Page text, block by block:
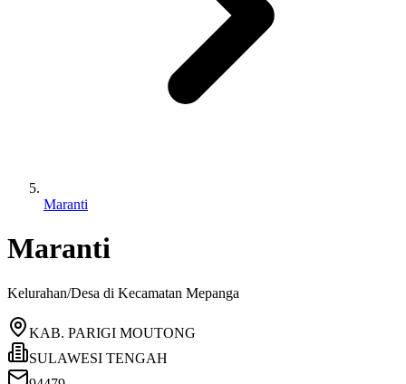
Maranti
Maranti
Kelurahan/Desa di Kecamatan Mepanga
KAB. PARIGI MOUTONG
SULAWESI TENGAH